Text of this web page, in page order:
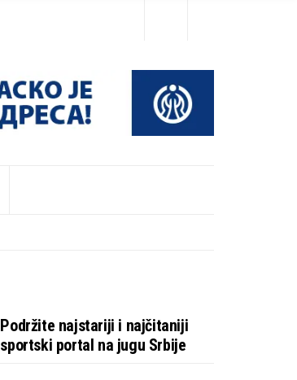
Podržite najstariji i najčitaniji
sportski portal na jugu Srbije